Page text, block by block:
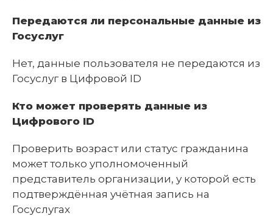
Передаются ли персональные данные из
Госуслуг
Нет, данные пользователя не передаются из
Госуслуг в Цифровой ID
Кто может проверять данные из
Цифрового ID
Проверить возраст или статус гражданина
может только уполномоченный
представитель организации, у которой есть
подтверждённая учётная запись на
Госуслугах